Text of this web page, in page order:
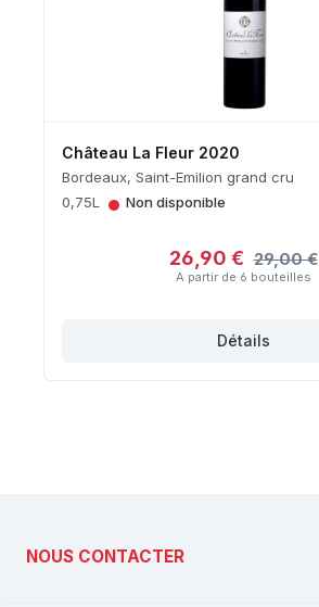
Château La Fleur 2020
Bordeaux, Saint-Emilion grand cru
0,75L
• Non disponible
26,90 € 29,00 €
A partir de 6 bouteilles
Détails
NOUS CONTACTER